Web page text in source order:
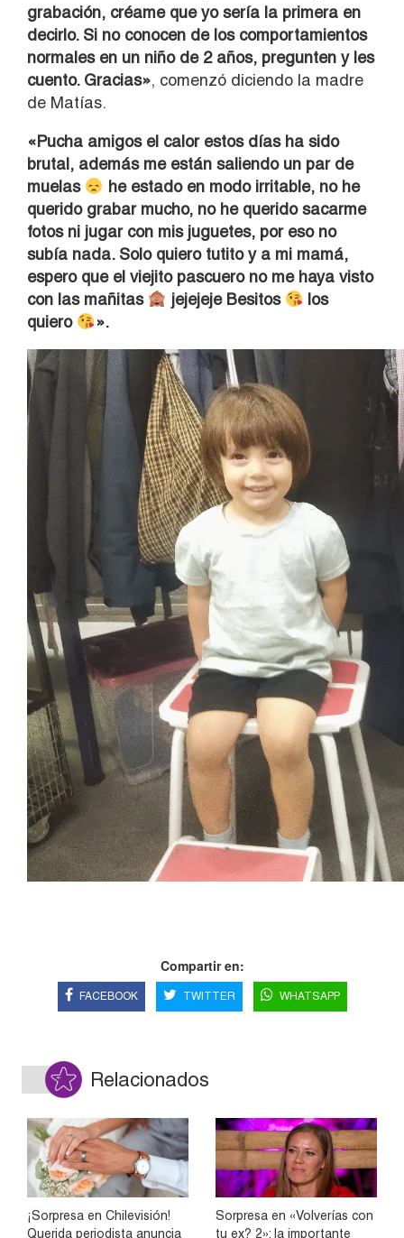
grabación, créame que yo sería la primera en
decirlo. Si no conocen de los comportamientos
normales en un niño de 2 años, pregunten y les
cuento. Gracias», comenzó diciendo la madre
de Matías.
«Pucha amigos el calor estos días ha sido
brutal, además me están saliendo un par de
muelas
he estado en modo irritable, no he
querido grabar mucho, no he querido sacarme
fotos ni jugar con mis juguetes, por eso no
subía nada. Solo quiero tutito y a mi mamá,
espero que el viejito pascuero no me haya visto
con las mañitas
jejejeje Besitos
los
quiero
».
Compartir en:
FACEBOOK TWITTER WHATSAPP
Relacionados
¡Sorpresa en Chilevisión!
Querida periodista anuncia
Sorpresa en «Volverías con
tu ex? 2»: la importante